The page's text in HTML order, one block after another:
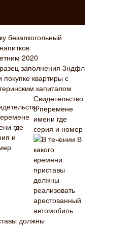
безалкогольный
2020
заполнения 3ндфл
покупке квартиры с
капиталом
Свидетельство
о перемене
имени где
серия и номер
В
должны